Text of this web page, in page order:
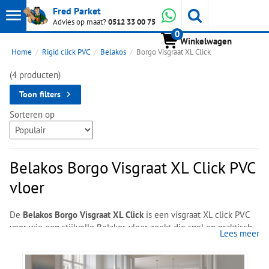
Toon
hoofdmenu
Fred Parket
Advies op maat?0512 33 00 75 Whatsapp
0
Winkelwagen
Home Rigid click PVC Belakos Borgo Visgraat XL Click
(4 producten)
Toon filters
Sorteren op
Belakos Borgo Visgraat XL Click PVC
vloer
De Belakos Borgo Visgraat XL Click is een visgraat XL click PVC
voor wie een stijlvolle Belakos vloer zoekt die snel en praktisch
te plaatsen is. De collectie heeft een warme eikenlook met
rustige kleurnuances en een sfeervolle, natuurlijke basis en
combineert dit met het comfort van waterbestendig,
Lees meer